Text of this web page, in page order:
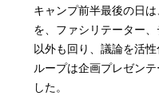
キャンプ前半最後の日
を、ファシリテーター
以外も回り、議論を活
ループは企画プレゼン
した。